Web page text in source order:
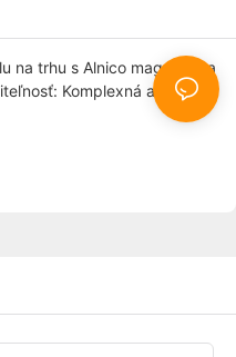
na trhu s Alnico magnetmi a
Komplexná analýza